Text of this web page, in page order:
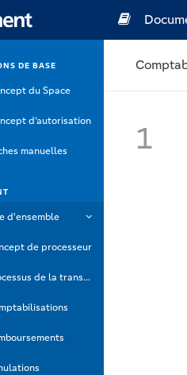
DE BASE
du Space
d’autorisation
manuelles
d'ensemble
de processeur
Processus de la transaction
1